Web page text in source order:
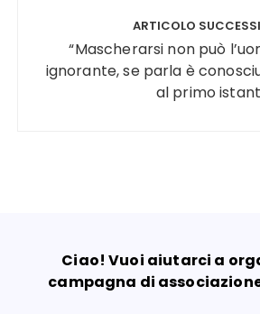
ARTICOLO
“Mascherarsi non può
ignorante, se parla è
al primo
Ciao! Vuoi aiutarci a
campagna di